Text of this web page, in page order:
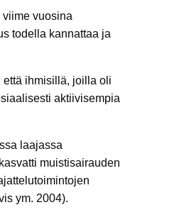
vuosina
todella kannattaa ja
että ihmisillä, joilla oli
aktiivisempia
laajassa
muistisairauden
ym. 2004).